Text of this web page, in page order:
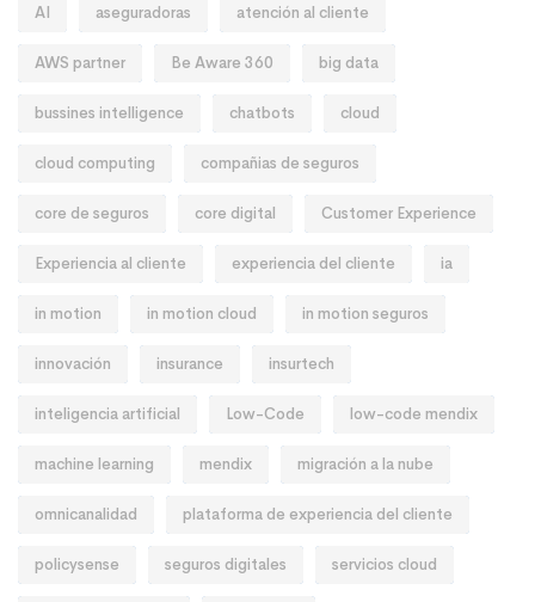
AI aseguradoras atención al cliente
AWS partner Be Aware 360 big data
bussines intelligence chatbots cloud
cloud computing compañias de seguros
core de seguros core digital Customer Experience
Experiencia al cliente experiencia del cliente ia
in motion in motion cloud in motion seguros
innovación insurance insurtech
inteligencia artificial Low-Code low-code mendix
machine learning mendix migración a la nube
omnicanalidad plataforma de experiencia del cliente
policysense seguros digitales servicios cloud